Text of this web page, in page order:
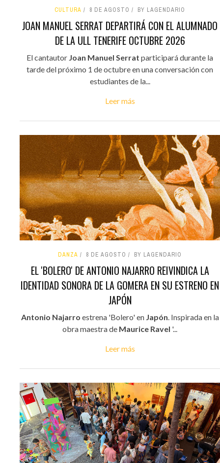
CULTURA 8 DE AGOSTO BY LAGENDARIO
JOAN MANUEL SERRAT DEPARTIRÁ CON EL ALUMNADO
DE LA ULL TENERIFE OCTUBRE 2026
El cantautor Joan Manuel Serrat participará durante la
tarde del próximo 1 de octubre en una conversación con
estudiantes de la...
Leer más
DANZA 8 DE AGOSTO BY LAGENDARIO
EL 'BOLERO' DE ANTONIO NAJARRO REIVINDICA LA
IDENTIDAD SONORA DE LA GOMERA EN SU ESTRENO EN
JAPÓN
Antonio Najarro estrena 'Bolero' en Japón. Inspirada en la
obra maestra de Maurice Ravel '...
Leer más